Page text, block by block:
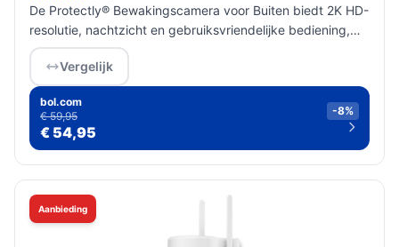
De Protectly® Bewakingscamera voor Buiten biedt 2K HD-
resolutie, nachtzicht en gebruiksvriendelijke bediening,
ideaal voor optimale woningbeveiliging.
Vergelijk
bol.com
€ 59,95
€ 54,95
-8%
Aanbieding